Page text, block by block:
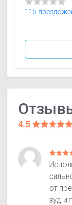
115
4.5
от
зуд и